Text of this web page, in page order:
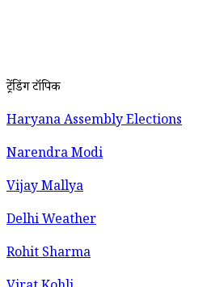
ट्रेंडिंग टॉपिक
Haryana Assembly Elections
Narendra Modi
Vijay Mallya
Delhi Weather
Rohit Sharma